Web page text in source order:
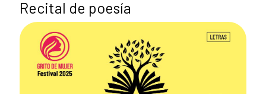
Recital de poesía